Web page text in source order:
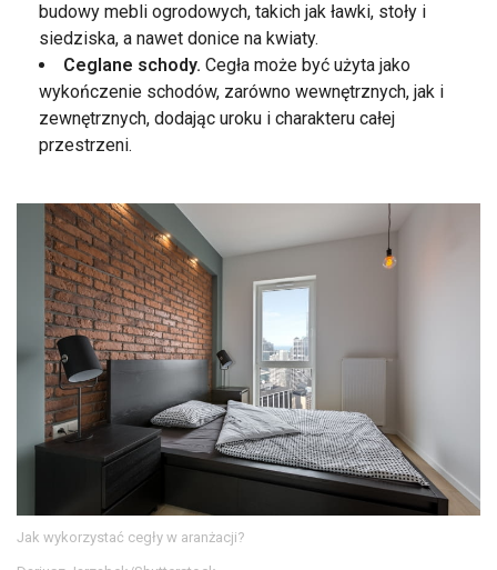
budowy mebli ogrodowych, takich jak ławki, stoły i
siedziska, a nawet donice na kwiaty.
Ceglane schody. Cegła może być użyta jako
wykończenie schodów, zarówno wewnętrznych, jak i
zewnętrznych, dodając uroku i charakteru całej
przestrzeni.
Jak wykorzystać cegły w aranżacji?